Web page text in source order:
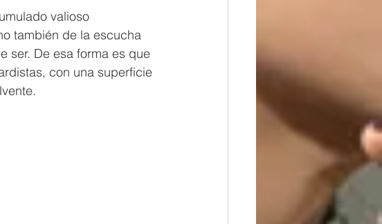
valioso
también de la escucha
ser. De esa forma es que
con una superficie